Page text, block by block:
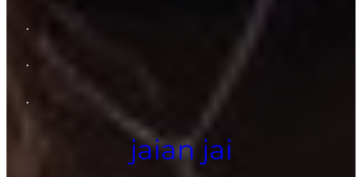
.
.
.
jaian jai